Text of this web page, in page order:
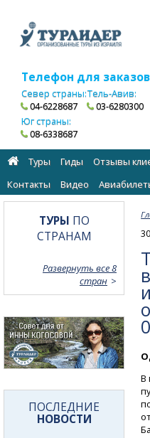
Телефон для
Север страны:
04-6228687
Тель-Авив:
03-6280300
Юг страны:
08-6338687
Туры Гиды Отзывы
Контакты
Видео
В
ТУРЫ ПО
СТРАНАМ
Развернуть все 8
стран
ПОСЛЕДНИЕ
НОВОСТИ